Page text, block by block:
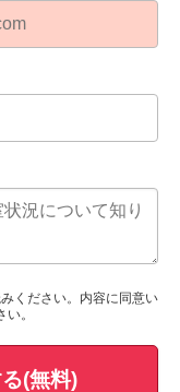
ください。内容に同意い
。
(無料)